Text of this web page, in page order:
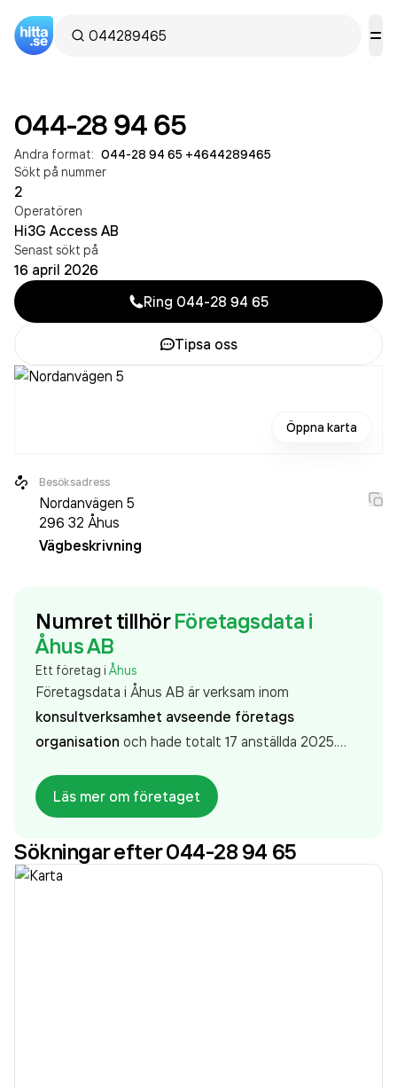
044-28 94 65
Andra format: 044-28 94 65 +4644289465
Sökt på nummer
2
Operatören
Hi3G Access AB
Senast sökt på
16 april 2026
Ring 044-28 94 65
Tipsa oss
Öppna karta
Besöksadress
Nordanvägen 5
296 32 Åhus
Vägbeskrivning
Numret tillhör Företagsdata i
Åhus AB
Ett företag i Åhus
Företagsdata i Åhus AB är verksam inom
konsultverksamhet avseende företags
organisation och hade totalt 17 anställda 2025.
2024 då det jobbade 19 personer på företaget.
Bolaget är ett aktiebolag som varit aktivt sedan
1994. Företagsdata i Åhus AB omsatte
30 949 000,00 krsenaste räkenskapsåret (2025).
Läs mer om företaget
Sökningar efter 044-28 94 65